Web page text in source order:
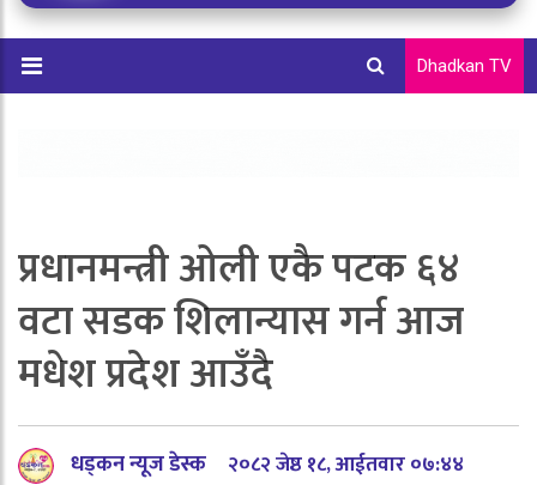
Dhadkan TV
प्रधानमन्त्री ओली एकै पटक ६४
वटा सडक शिलान्यास गर्न आज
मधेश प्रदेश आउँदै
धड्कन न्यूज डेस्क २०८२ जेष्ठ १८, आईतवार ०७:४४